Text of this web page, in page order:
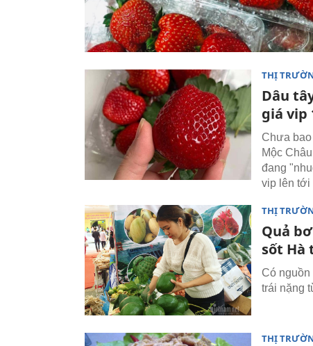
THỊ
Dâu
giá vip
Chưa
Mộc
đang
vip lên tới
THỊ
Quả
sốt Hà
Có
trái nặng
THỊ